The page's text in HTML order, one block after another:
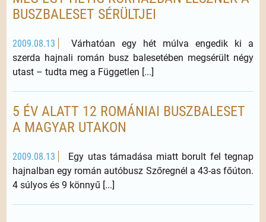
BUSZBALESET SÉRÜLTJEI
2009.08.13
Várhatóan egy hét múlva engedik ki a
szerda hajnali román busz balesetében megsérült négy
utast – tudta meg a Független [...]
5 ÉV ALATT 12 ROMÁNIAI BUSZBALESET
A MAGYAR UTAKON
2009.08.13
Egy utas támadása miatt borult fel tegnap
hajnalban egy román autóbusz Szőregnél a 43-as főúton.
4 súlyos és 9 könnyű [...]